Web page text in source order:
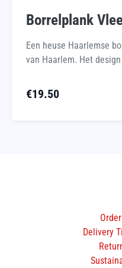
Borrelplank
Een heuse Haarlemse
van Haarlem. Het
€19.50
Delivery